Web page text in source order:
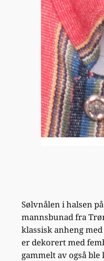
Sølvnålen i halsen
mannsbunad fra
klassisk anheng
er dekorert med
gammelt av også